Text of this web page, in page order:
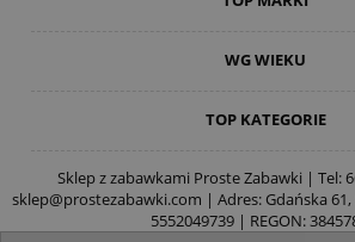
WG WIEKU
TOP KATEGORIE
Sklep z zabawkami Proste Zabawki | Tel:
sklep@prostezabawki.com | Adres: Gdańska
5552049739 | REGON: